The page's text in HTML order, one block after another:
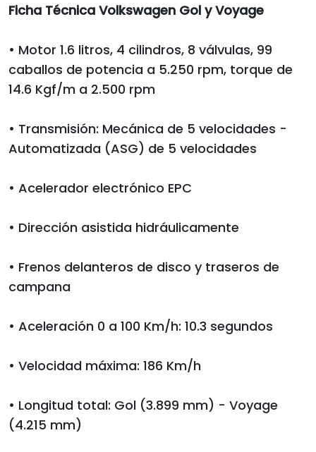
Ficha Técnica Volkswagen Gol y Voyage
• Motor 1.6 litros, 4 cilindros, 8 válvulas, 99
caballos de potencia a 5.250 rpm, torque de
14.6 Kgf/m a 2.500 rpm
• Transmisión: Mecánica de 5 velocidades -
Automatizada (ASG) de 5 velocidades
• Acelerador electrónico EPC
• Dirección asistida hidráulicamente
• Frenos delanteros de disco y traseros de
campana
• Aceleración 0 a 100 Km/h: 10.3 segundos
• Velocidad máxima: 186 Km/h
• Longitud total: Gol (3.899 mm) - Voyage
(4.215 mm)